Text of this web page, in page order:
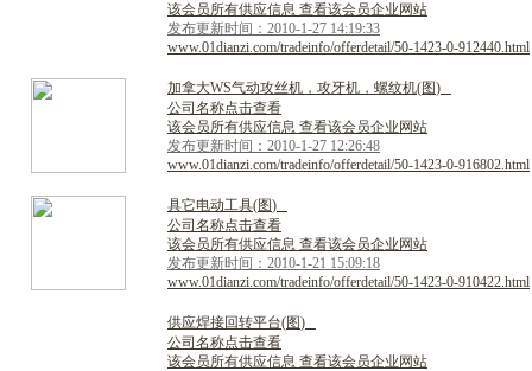
该会员所有供应信息 查看该会员企业网站
发布更新时间：2010-1-27 14:19:33
www.01dianzi.com/tradeinfo/offerdetail/50-1423-0-912440.html
加拿大WS气动攻丝机 ， 攻牙机 ， 螺纹机(图)
公司名称点击查看
该会员所有供应信息 查看该会员企业网站
发布更新时间：2010-1-27 12:26:48
www.01dianzi.com/tradeinfo/offerdetail/50-1423-0-916802.html
具它电动工具(图)
公司名称点击查看
该会员所有供应信息 查看该会员企业网站
发布更新时间：2010-1-21 15:09:18
www.01dianzi.com/tradeinfo/offerdetail/50-1423-0-910422.html
供应焊接回转平台(图)
公司名称点击查看
该会员所有供应信息 查看该会员企业网站